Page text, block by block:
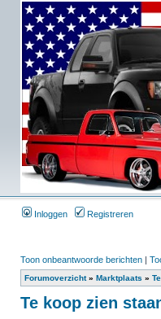
Inloggen Registreren
Toon onbeantwoorde berichten |
Forumoverzicht» Marktplaats »
Te koop zien